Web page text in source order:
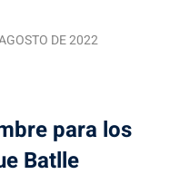
DE 2022
para los
Batlle